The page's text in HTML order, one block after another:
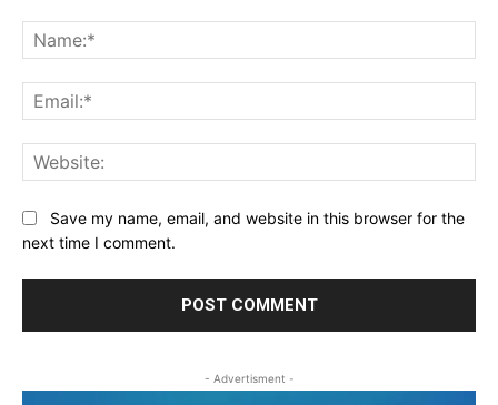
Save my name, email, and website in this browser for the
next time I comment.
- Advertisment -